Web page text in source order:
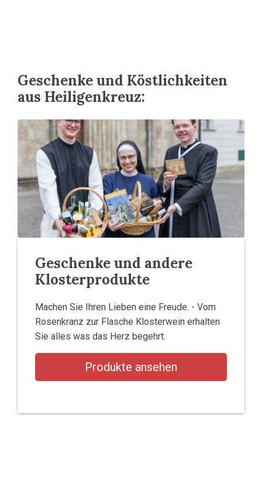
Geschenke und Köstlichkeiten
aus Heiligenkreuz:
Geschenke und andere
Klosterprodukte
Machen Sie Ihren Lieben eine Freude. - Vom
Rosenkranz zur Flasche Klosterwein erhalten
Sie alles was das Herz begehrt.
Produkte ansehen